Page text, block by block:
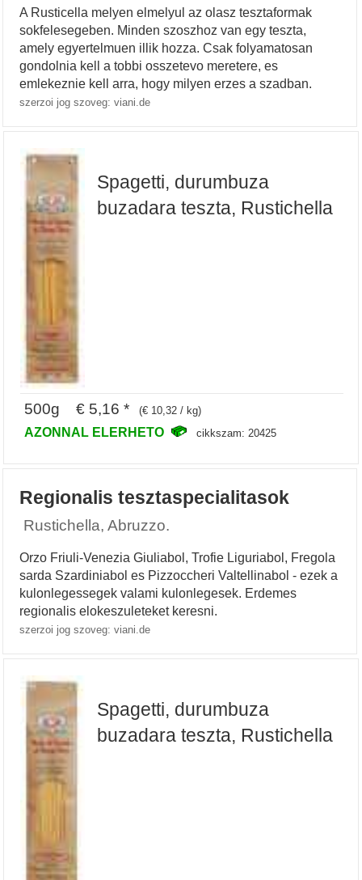
A Rusticella melyen elmelyul az olasz tesztaformak
sokfelesegeben. Minden szoszhoz van egy teszta,
amely egyertelmuen illik hozza. Csak folyamatosan
gondolnia kell a tobbi osszetevo meretere, es
emlekeznie kell arra, hogy milyen erzes a szadban.
szerzoi jog szoveg: viani.de
Spagetti, durumbuza
buzadara teszta, Rustichella
500g € 5,16 * (€ 10,32 / kg)
AZONNAL ELERHETO cikkszam: 20425
Regionalis tesztaspecialitasok
Rustichella, Abruzzo.
Orzo Friuli-Venezia Giuliabol, Trofie Liguriabol, Fregola
sarda Szardiniabol es Pizzoccheri Valtellinabol - ezek a
kulonlegessegek valami kulonlegesek. Erdemes
regionalis elokeszuleteket keresni.
szerzoi jog szoveg: viani.de
Spagetti, durumbuza
buzadara teszta, Rustichella